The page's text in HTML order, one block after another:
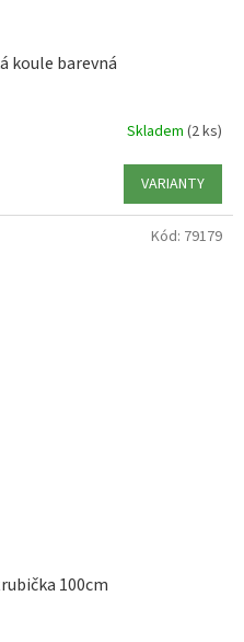
koule barevná
Skladem (2 ks)
VARIANTY
100cm
Kód: 79179